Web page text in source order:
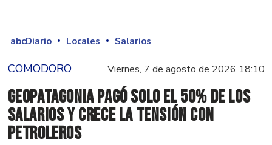
abcDiario Locales Salarios
COMODORO Viernes, 7 de agosto de 2026 18:10
GeoPatagonia pagó solo el 50% de los
salarios y crece la tensión con
Petroleros